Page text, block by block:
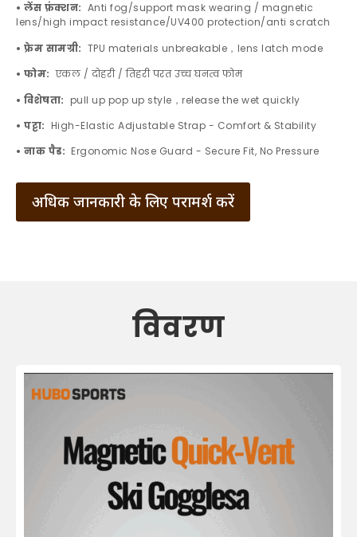
• लेंस फ़ंक्शन: Anti fog/support mask wearing / magnetic
lens/high impact resistance/UV400 protection/anti scratch
• फ्रेम सामग्री: TPU materials unbreakable，lens latch mode
• फोम:एकल / दोहरी / तिहरी परत उच्च घनत्व फोम
• विशेषता: pull up pop up style，release the wet quickly
• पट्टा: High-Elastic Adjustable Strap - Comfort & Stability
• नाक पैड: Ergonomic Nose Guard - Secure Fit, No Pressure
अधिक जानकारी के लिए परामर्श करें
विवरण